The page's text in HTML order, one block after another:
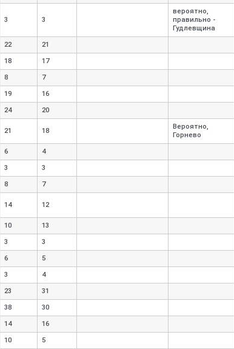
3 3
вероятно,
правильно -
Гудлевщина
22 21
18 17
8 7
19 16
24 20
21 18
Вероятно,
Горнево
6 4
3 3
8 7
14 12
10 13
3 3
6 5
3 4
23 31
38 30
14 16
10 5